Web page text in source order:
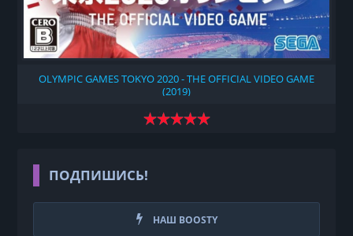
OLYMPIC GAMES TOKYO 2020 - THE OFFICIAL VIDEO GAME
(2019)
ПОДПИШИСЬ!
НАШ BOOSTY